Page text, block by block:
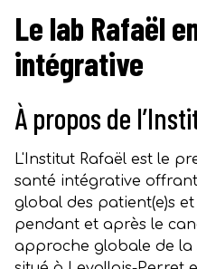
Le lab Rafaël
intégrative
À propos de
L'Institut Rafaël est le
santé intégrative
global des patient(e)s
pendant et après le
approche globale de la